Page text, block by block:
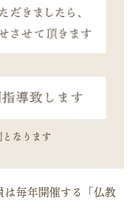
なります
毎年開催する「仏教